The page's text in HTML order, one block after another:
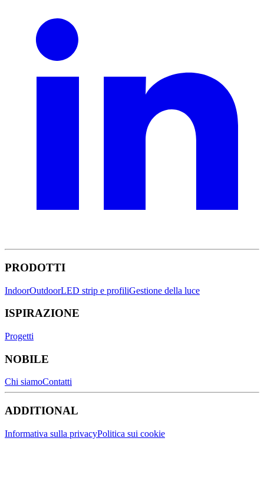
PRODOTTI
IndoorOutdoorLED strip e profiliGestione della luce
ISPIRAZIONE
Progetti
NOBILE
Chi siamoContatti
ADDITIONAL
Informativa sulla privacyPolitica sui cookie